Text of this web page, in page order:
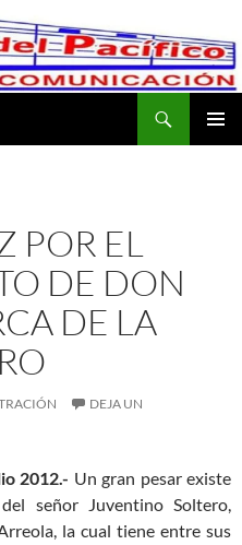
POR EL
DE DON
DE LA
DEJA UN
2012.- Un gran pesar existe
señor Juventino Soltero,
la cual tiene entre sus